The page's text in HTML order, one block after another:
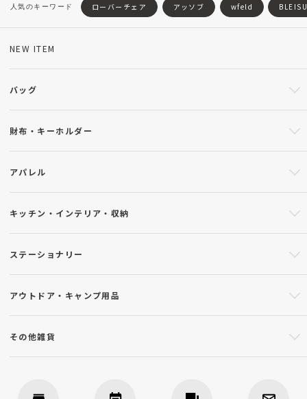
ローバーチェア アッソブ wfeld
NEW ITEM
バッグ
財布・キーホルダー
アパレル
キッチン・インテリア・収納
ステーショナリー
アウトドア・キャンプ用品
その他雑貨